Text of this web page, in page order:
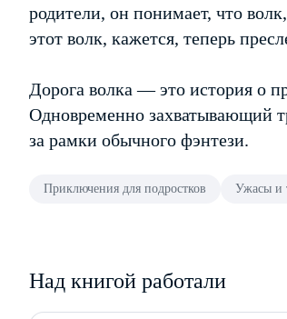
родители, он понимает, что
этот волк, кажется, теперь
Дорога волка — это история о
Одновременно захватывающий
за рамки обычного фэнтези.
Приключения для подростков Ужасы и
Над книгой работали